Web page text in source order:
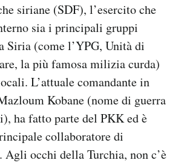
siriane (SDF), l’esercito che
sia i principali gruppi
Siria (come l’YPG, Unità di
la più famosa milizia curda)
L’attuale comandante in
Kobane (nome di guerra
ha fatto parte del PKK ed è
collaboratore di
Agli occhi della Turchia, non c’è